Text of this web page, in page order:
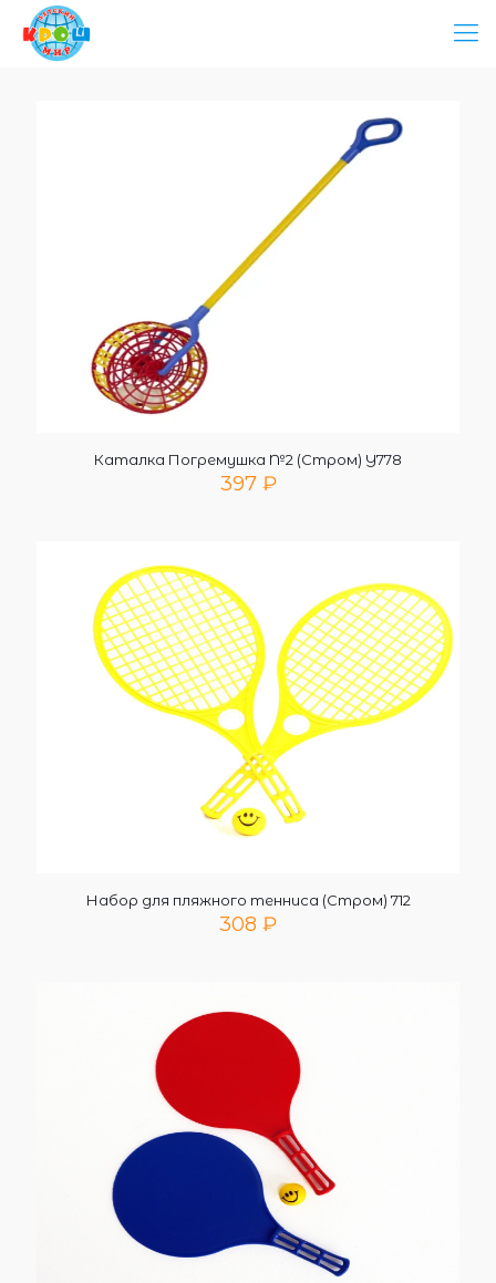
Каталка Погремушка №2 (Стром) У778
397 ₽
Набор для пляжного тенниса (Стром) 712
308 ₽